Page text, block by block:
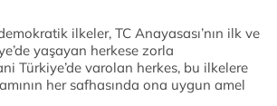
ilkeler, TC Anayasası’nın ilk ve
yaşayan herkese zorla
Türkiye’de varolan herkes, bu ilkelere
her safhasında ona uygun amel